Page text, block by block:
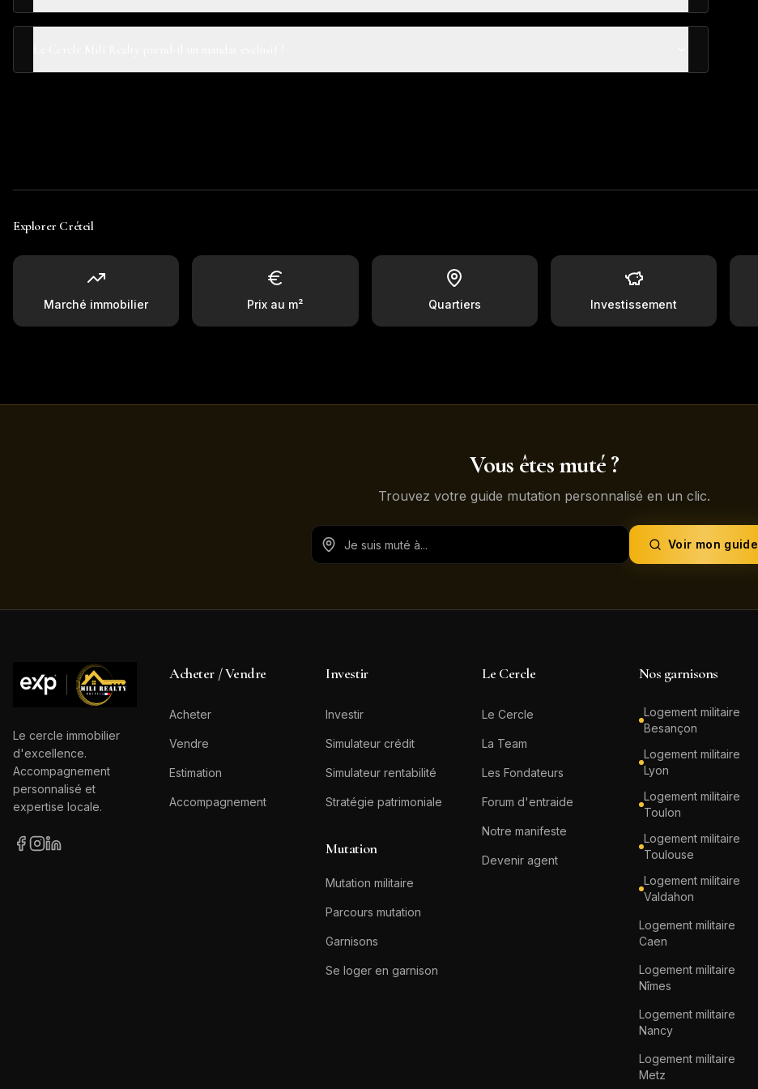
Explorer Créteil
Marché immobilier Prix au m² Quartiers Investissement
Vous êtes muté ?
Trouvez votre guide mutation personnalisé en un clic.
Voir mon guide
Le cercle immobilier
d'excellence.
Accompagnement
personnalisé et
expertise locale.
Acheter / Vendre
Acheter
Vendre
Estimation
Accompagnement
Investir
Investir
Simulateur crédit
Simulateur rentabilité
Stratégie patrimoniale
Mutation
Mutation militaire
Parcours mutation
Garnisons
Se loger en garnison
Le Cercle
Le Cercle
La Team
Les Fondateurs
Forum d'entraide
Notre manifeste
Devenir agent
Nos garnisons
Logement militaire
Besançon
Logement militaire
Lyon
Logement militaire
Toulon
Logement militaire
Toulouse
Logement militaire
Valdahon
Logement militaire
Caen
Logement militaire
Nîmes
Logement militaire
Nancy
Logement militaire
Metz